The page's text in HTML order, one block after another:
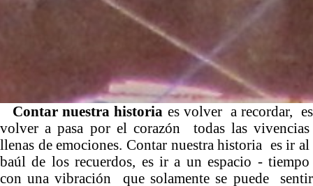
Contar nuestra historia es volver a recordar, es
volver a pasa por el corazón todas las vivencias
llenas de emociones. Contar nuestra historia es ir al
baúl de los recuerdos, es ir a un espacio - tiempo
con una vibración que solamente se puede sentir